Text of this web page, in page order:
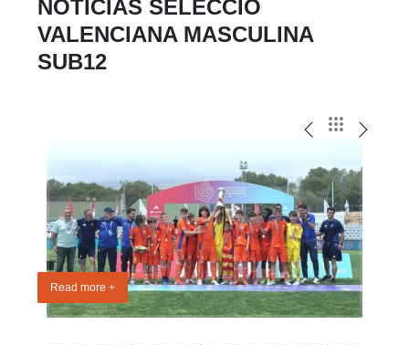
NOTICIAS SELECCIÓ
VALENCIANA MASCULINA
SUB12
Read more +